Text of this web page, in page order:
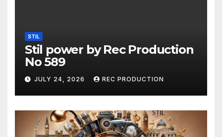
STIL
Stil power by Rec Production
No 589
JULY 24, 2026 REC PRODUCTION